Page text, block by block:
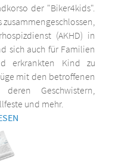
der "Biker4kids".
(AKHD) in
sich auch für Familien
erkrankten Kind zu
mit den betroffenen
Geschwistern,
und mehr.